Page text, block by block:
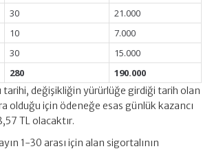
30
21.000
10
7.000
30
15.000
280
190.000
tarihi, değişikliğin yürürlüğe girdiği tarih olan
olduğu için ödeneğe esas günlük kazancı
TL olacaktır.
1-30 arası için alan sigortalının